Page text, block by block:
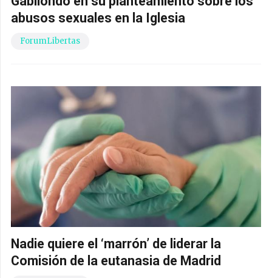
abusos sexuales en la Iglesia
ForumLibertas
Nadie quiere el ‘marrón’ de liderar la
Comisión de la eutanasia de Madrid